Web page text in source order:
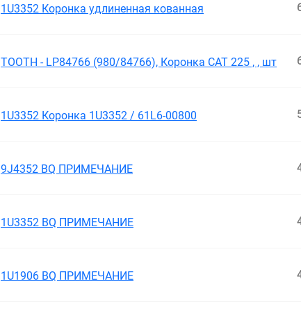
1U3352 Коронка удлиненная кованная
TOOTH - LP84766 (980/84766), Коронка САТ 225 , , шт
1U3352 Коронка 1U3352 / 61L6-00800
9J4352 BQ ПРИМЕЧАНИЕ
1U3352 BQ ПРИМЕЧАНИЕ
1U1906 BQ ПРИМЕЧАНИЕ